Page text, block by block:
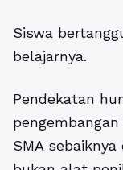
Siswa
belajarnya.
Pendekatan
SMA